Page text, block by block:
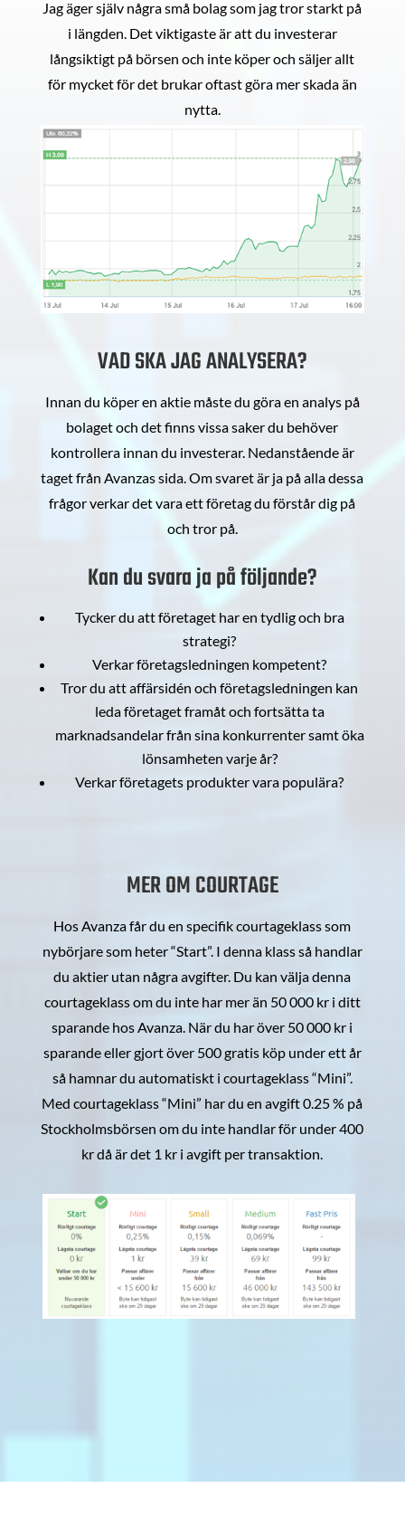
Jag äger själv några små bolag som jag tror starkt på
i längden. Det viktigaste är att du investerar
långsiktigt på börsen och inte köper och säljer allt
för mycket för det brukar oftast göra mer skada än
nytta.
VAD SKA JAG ANALYSERA?
Innan du köper en aktie måste du göra en analys på
bolaget och det finns vissa saker du behöver
kontrollera innan du investerar. Nedanstående är
taget från Avanzas sida. Om svaret är ja på alla dessa
frågor verkar det vara ett företag du förstår dig på
och tror på.
Kan du svara ja på följande?
Tycker du att företaget har en tydlig och bra
strategi?
Verkar företagsledningen kompetent?
Tror du att affärsidén och företagsledningen kan
leda företaget framåt och fortsätta ta
marknadsandelar från sina konkurrenter samt öka
lönsamheten varje år?
Verkar företagets produkter vara populära?
MER OM COURTAGE
Hos Avanza får du en specifik courtageklass som
nybörjare som heter “Start”. I denna klass så handlar
du aktier utan några avgifter. Du kan välja denna
courtageklass om du inte har mer än 50 000 kr i ditt
sparande hos Avanza. När du har över 50 000 kr i
sparande eller gjort över 500 gratis köp under ett år
så hamnar du automatiskt i courtageklass “Mini”.
Med courtageklass “Mini” har du en avgift 0.25 % på
Stockholmsbörsen om du inte handlar för under 400
kr då är det 1 kr i avgift per transaktion.